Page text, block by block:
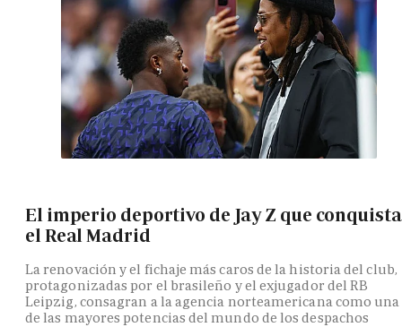
El imperio deportivo de Jay Z que conquista
el Real Madrid
La renovación y el fichaje más caros de la historia del club,
protagonizadas por el brasileño y el exjugador del RB
Leipzig, consagran a la agencia norteamericana como una
de las mayores potencias del mundo de los despachos